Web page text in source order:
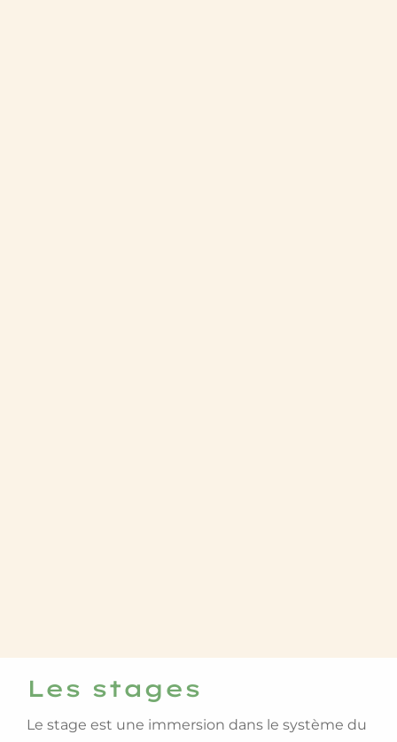
Les stages
Le stage est une immersion dans le système du